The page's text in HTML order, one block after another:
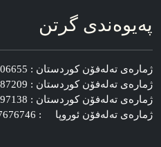
په‌یوه‌ندی گرتن
ژماره‌ی ته‌له‌فۆن کوردستان : 07506206655 (00964)
ژماره‌ی ته‌له‌فۆن کوردستان : 07504687209 (00964)
ژماره‌ی ته‌له‌فۆن کوردستان : 07504497138 (00964)
ژماره‌ی ته‌له‌فۆن ئوروپا : 0767676746 (0046)